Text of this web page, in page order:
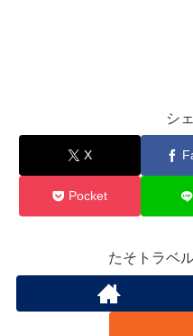
シ
X
Pocket
たそトラベ